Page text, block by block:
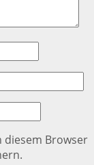
diesem Browser